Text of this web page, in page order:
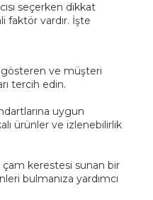
seçerken dikkat
faktör vardır. İşte
ve müşteri
tercih edin.
uygun
ürünler ve izlenebilirlik
çam kerestesi sunan bir
bulmanıza yardımcı